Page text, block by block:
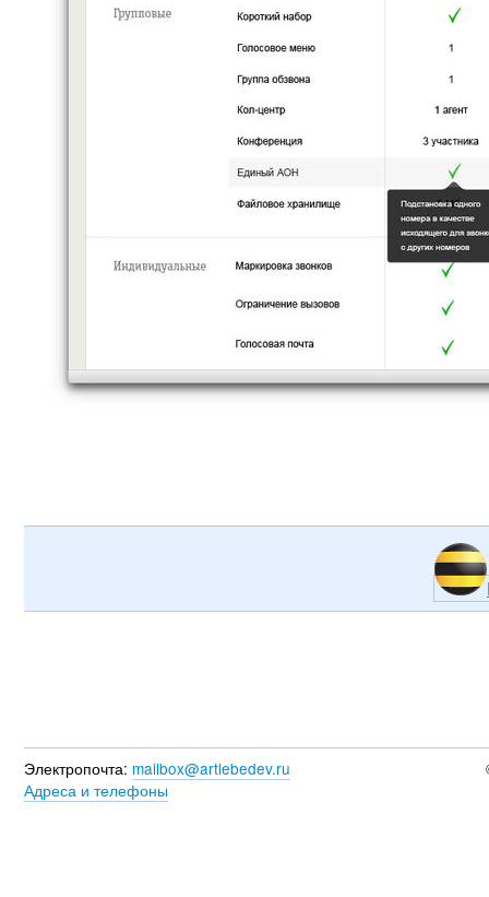
Электропочта: mailbox@artlebedev.ru
Адреса и телефоны